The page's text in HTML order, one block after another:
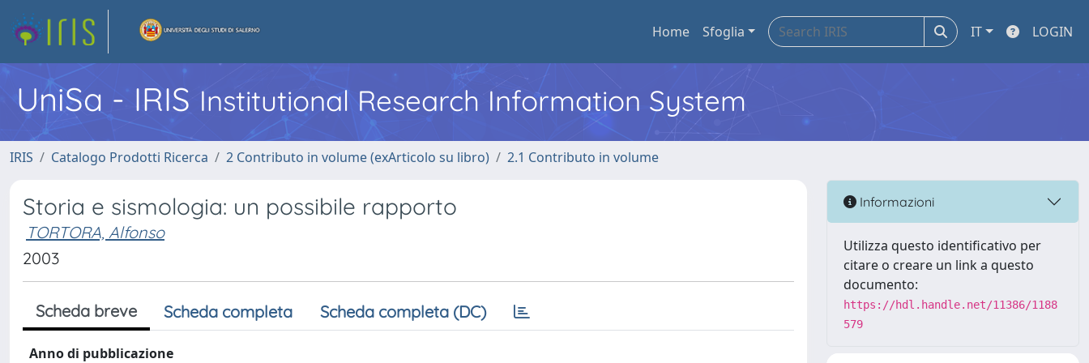
Home Sfoglia IT LOGIN
UniSa - IRIS Institutional Research Information System
IRIS Catalogo Prodotti Ricerca 2 Contributo in volume (exArticolo su libro) 2.1 Contributo in volume
Storia e sismologia: un possibile rapporto
TORTORA, Alfonso
2003
Scheda breve Scheda completa Scheda completa (DC)
Anno di pubblicazione
Informazioni
Utilizza questo identificativo per
citare o creare un link a questo
documento:
https://hdl.handle.net/11386/1188
579